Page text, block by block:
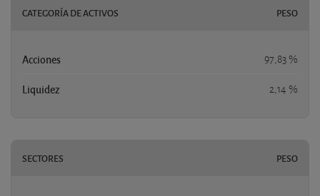
CATEGORÍA DE ACTIVOS PESO
Acciones 97,83 %
Liquidez 2,14 %
SECTORES PESO